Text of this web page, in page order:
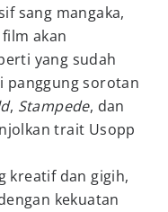
sang mangaka,
akan
yang sudah
panggung sorotan
, Stampede, dan
trait Usopp
kreatif dan gigih,
kekuatan